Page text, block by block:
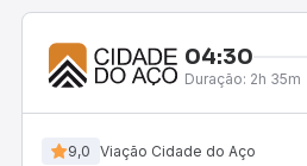
04:30
Duração: 2h 35m
9,0 Viação Cidade do Aço